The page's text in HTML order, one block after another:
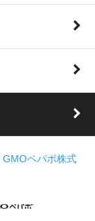
GMOペパボ株式